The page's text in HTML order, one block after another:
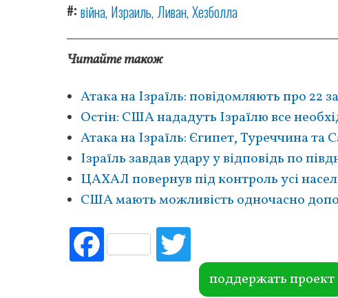
# війна Израиль Ливан Хезболла
Читайте також
Атака на Ізраїль: повідомляють про 22
Остін: США нададуть Ізраїлю все
Атака на Ізраїль: Єгипет, Туреччина та
Ізраїль завдав удару у відповідь по
ЦАХАЛ повернув під контроль усі
США мають можливість одночасно
Fac
ebo itte
r поддержать проект